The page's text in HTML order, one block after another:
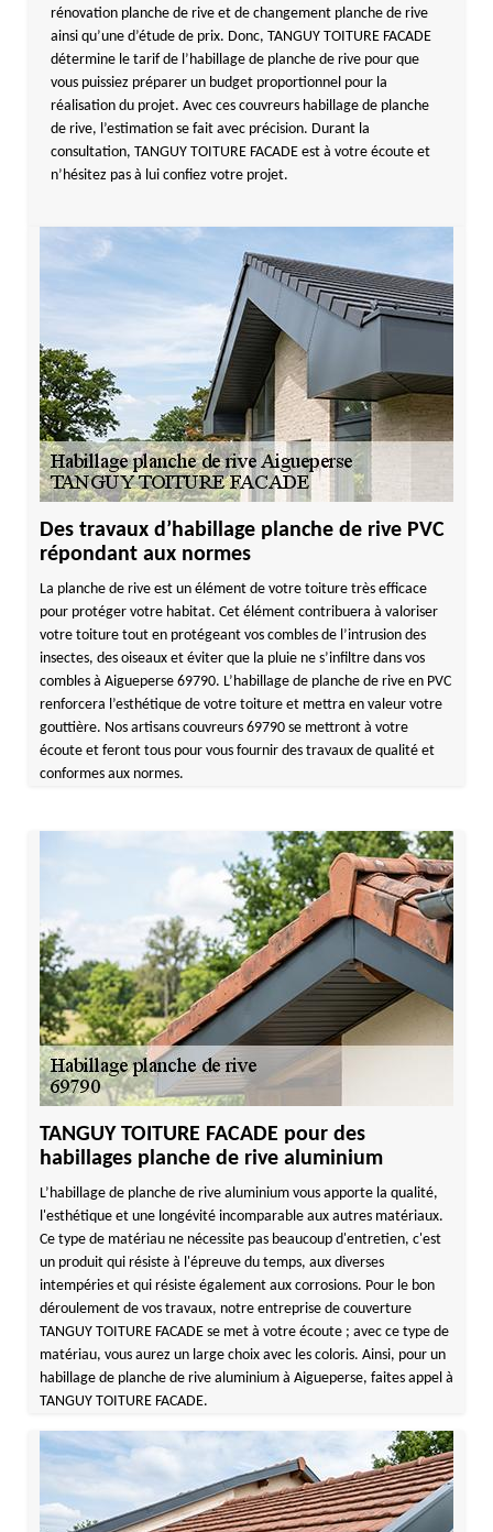
rénovation planche de rive et de changement planche de rive
ainsi qu’une d’étude de prix. Donc, TANGUY TOITURE FACADE
détermine le tarif de l’habillage de planche de rive pour que
vous puissiez préparer un budget proportionnel pour la
réalisation du projet. Avec ces couvreurs habillage de planche
de rive, l’estimation se fait avec précision. Durant la
consultation, TANGUY TOITURE FACADE est à votre écoute et
n’hésitez pas à lui confiez votre projet.
Des travaux d’habillage planche de rive PVC
répondant aux normes
La planche de rive est un élément de votre toiture très efficace
pour protéger votre habitat. Cet élément contribuera à valoriser
votre toiture tout en protégeant vos combles de l’intrusion des
insectes, des oiseaux et éviter que la pluie ne s’infiltre dans vos
combles à Aigueperse 69790. L’habillage de planche de rive en PVC
renforcera l’esthétique de votre toiture et mettra en valeur votre
gouttière. Nos artisans couvreurs 69790 se mettront à votre
écoute et feront tous pour vous fournir des travaux de qualité et
conformes aux normes.
TANGUY TOITURE FACADE pour des
habillages planche de rive aluminium
L’habillage de planche de rive aluminium vous apporte la qualité,
l'esthétique et une longévité incomparable aux autres matériaux.
Ce type de matériau ne nécessite pas beaucoup d'entretien, c'est
un produit qui résiste à l'épreuve du temps, aux diverses
intempéries et qui résiste également aux corrosions. Pour le bon
déroulement de vos travaux, notre entreprise de couverture
TANGUY TOITURE FACADE se met à votre écoute ; avec ce type de
matériau, vous aurez un large choix avec les coloris. Ainsi, pour un
habillage de planche de rive aluminium à Aigueperse, faites appel à
TANGUY TOITURE FACADE.